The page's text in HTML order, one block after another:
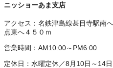
ニッショーあま支店
アクセス： 名鉄津島線甚目寺駅南
点東へ４５０ｍ
営業時間： AM10:00～PM6:00
定休日： 水曜定休／8月10日～14